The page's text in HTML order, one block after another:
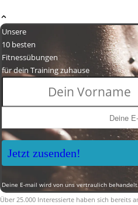
Unsere
10 besten
Fitnessübungen
für dein Training zuhause
Jetzt zusenden!
Deine E-mail wird von uns vertraulich
Über 25.000 Interessierte haben sich bereits